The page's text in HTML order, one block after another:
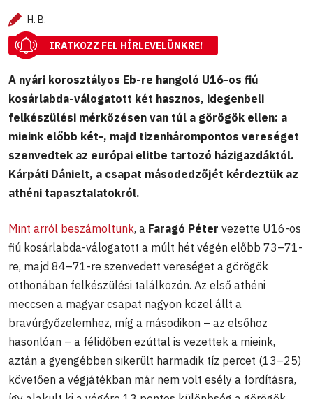
H. B.
IRATKOZZ FEL HÍRLEVELÜNKRE!
A nyári korosztályos Eb-re hangoló U16-os fiú
kosárlabda-válogatott két hasznos, idegenbeli
felkészülési mérkőzésen van túl a görögök ellen: a
mieink előbb két-, majd tizenhárompontos vereséget
szenvedtek az európai elitbe tartozó házigazdáktól.
Kárpáti Dánielt, a csapat másodedzőjét kérdeztük az
athéni tapasztalatokról.
Mint arról beszámoltunk, a Faragó Péter vezette U16-os
fiú kosárlabda-válogatott a múlt hét végén előbb 73–71-
re, majd 84–71-re szenvedett vereséget a görögök
otthonában felkészülési találkozón. Az első athéni
meccsen a magyar csapat nagyon közel állt a
bravúrgyőzelemhez, míg a másodikon – az elsőhoz
hasonlóan – a félidőben ezúttal is vezettek a mieink,
aztán a gyengébben sikerült harmadik tíz percet (13–25)
követően a végjátékban már nem volt esély a fordításra,